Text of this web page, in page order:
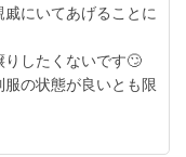
にいてあげることに
したくないです🙄
の状態が良いとも限